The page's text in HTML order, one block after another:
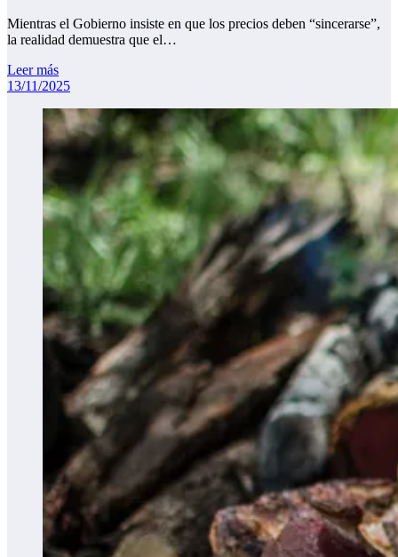
Mientras el Gobierno insiste en que los precios deben “sincerarse”,
la realidad demuestra que el…
Leer más
13/11/2025